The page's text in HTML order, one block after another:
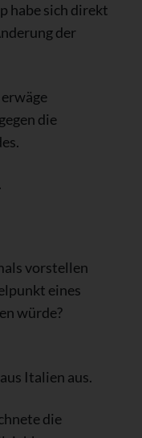
habe sich direkt
der
die
vorstellen
eines
würde?
Italien aus.
die